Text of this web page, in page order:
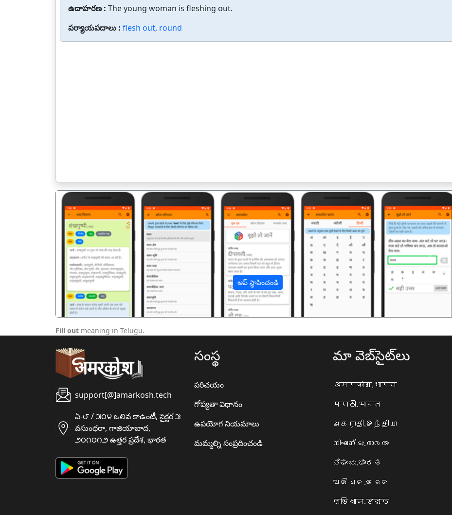
ఉదాహరణ : The young woman is fleshing out.
పర్యాయపదాలు : flesh out, round
ఆప్ స్థాపించండి
पिछला अगला
Fill out meaning in Telugu.
support[@]amarkosh.tech
ఏ-౮ / ౫౦౪ ఒలివ కాఉంటీ, సైక్టర ౫
వసుంధరా, గాజియాబాద,
౨౦౧౦౧౨ ఉత్తర ప్రదేశ, భారత
సంస్థ
పరిచయం
గోప్యతా విధానం
ఉపయోగ నియమాలు
మమ్మల్ని సంప్రదించండి
మా వెబ్‌సైట్‌లు
अमरकोश.भारत
मराठी.भारत
அகராதி.இந்தியா
നിഘണ്ടു.ഭാരതം
ನಿಘಂಟು.ಭಾರತ
ଅଭିଧାନ.ଭାରତ
অভিধান.ভারত